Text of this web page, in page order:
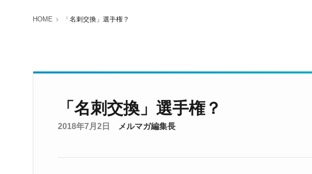
HOME 「名刺交換」選手権？
「名刺交換」選手権？
2018年7月2日 メルマガ編集長